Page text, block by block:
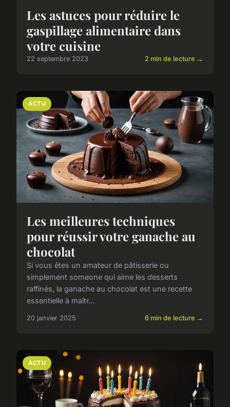
Les astuces pour réduire le
gaspillage alimentaire dans
votre cuisine
22 septembre 2023 2 min de lecture →
ACTU
Les meilleures techniques
pour réussir votre ganache au
chocolat
Si vous êtes un amateur de pâtisserie ou
simplement someone qui aime les desserts
raffinés, la ganache au chocolat est une recette
essentielle à maîtr...
20 janvier 2025 6 min de lecture →
ACTU